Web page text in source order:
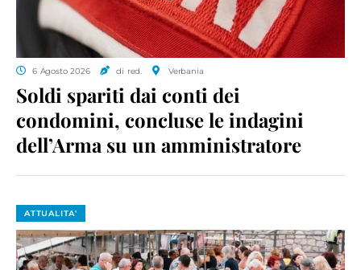
6 Agosto 2026 di red. Verbania
Soldi spariti dai conti dei
condomini, concluse le indagini
dell’Arma su un amministratore
ATTUALITA'